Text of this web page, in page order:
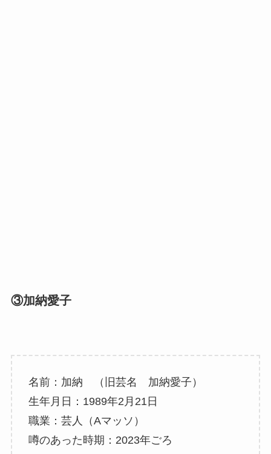
③加納愛子
名前：加納 （旧芸名 加納愛子）
生年月日：1989年2月21日
職業：芸人（Aマッソ）
噂のあった時期：2023年ごろ